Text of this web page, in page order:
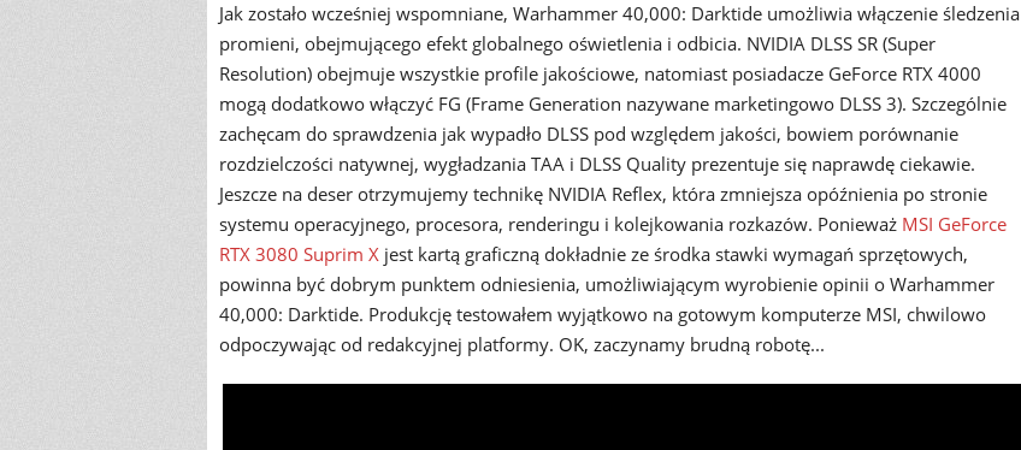
Jak zostało wcześniej wspomniane, Warhammer 40,000: Darktide umożliwia włączenie śledzenia
promieni, obejmującego efekt globalnego oświetlenia i odbicia. NVIDIA DLSS SR (Super
Resolution) obejmuje wszystkie profile jakościowe, natomiast posiadacze GeForce RTX 4000
mogą dodatkowo włączyć FG (Frame Generation nazywane marketingowo DLSS 3). Szczególnie
zachęcam do sprawdzenia jak wypadło DLSS pod względem jakości, bowiem porównanie
rozdzielczości natywnej, wygładzania TAA i DLSS Quality prezentuje się naprawdę ciekawie.
Jeszcze na deser otrzymujemy technikę NVIDIA Reflex, która zmniejsza opóźnienia po stronie
systemu operacyjnego, procesora, renderingu i kolejkowania rozkazów. Ponieważ MSI GeForce
RTX 3080 Suprim X jest kartą graficzną dokładnie ze środka stawki wymagań sprzętowych,
powinna być dobrym punktem odniesienia, umożliwiającym wyrobienie opinii o Warhammer
40,000: Darktide. Produkcję testowałem wyjątkowo na gotowym komputerze MSI, chwilowo
odpoczywając od redakcyjnej platformy. OK, zaczynamy brudną robotę...